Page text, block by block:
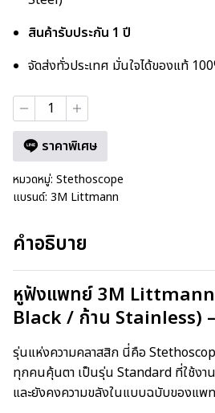
สินค้ารับประกัน 1 ปี
จัดส่งทั่วประเทศ มั่นใจได้ของแท้
ราคาพิเศษ
หมวดหมู่: Stethoscope
แบรนด์: 3M Littmann
คำอธิบาย
หูฟังแพทย์ 3M
Black / ก้าน Stainless)
รุ่นแห่งความคลาสสิก นี่คือ
ทุกคนคุ้นตา เป็นรุ่น Standard ที่ใช้งา
และยังคงความขลังในแบบฉบับของแพ